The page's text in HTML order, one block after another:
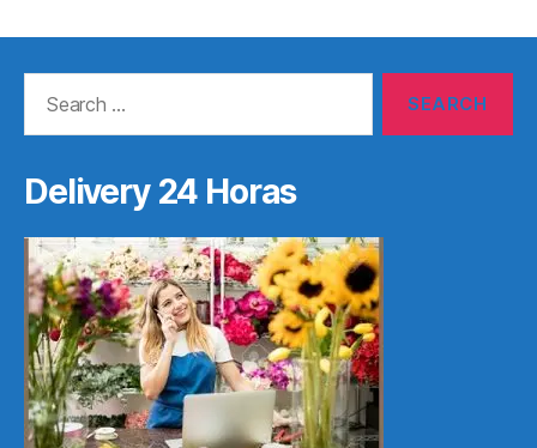
Delivery 24 Horas